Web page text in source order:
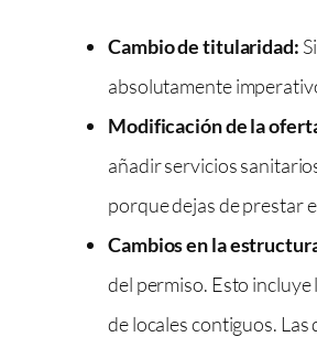
Cambio de titularidad:
absolutamente
Modificación de la
añadir servicios
porque dejas de prestar
Cambios en la
del permiso. Esto incluye
de locales contiguos.